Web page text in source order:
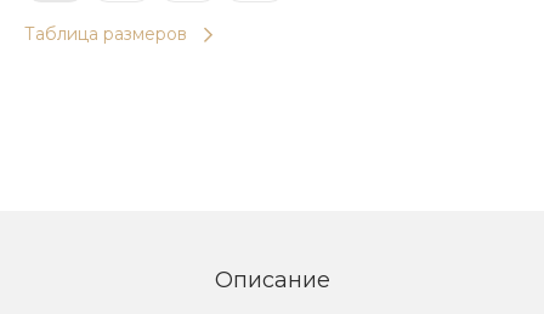
Таблица размеров
Описание